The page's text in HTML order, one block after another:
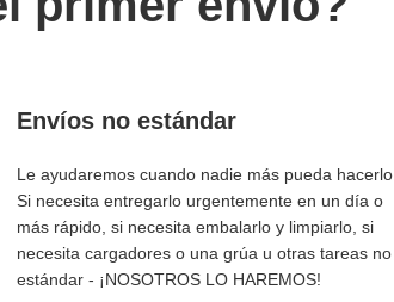
Envíos no estándar
Le ayudaremos cuando nadie más pueda hacerlo.
Si necesita entregarlo urgentemente en un día o
más rápido, si necesita embalarlo y limpiarlo, si
necesita cargadores o una grúa u otras tareas no
estándar - ¡NOSOTROS LO HAREMOS!